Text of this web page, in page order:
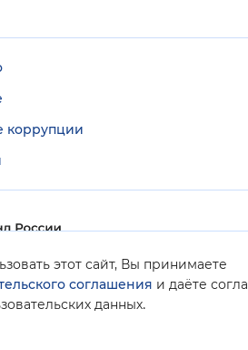
этот сайт, Вы принимаете
соглашения и даёте
данных.
коррупции